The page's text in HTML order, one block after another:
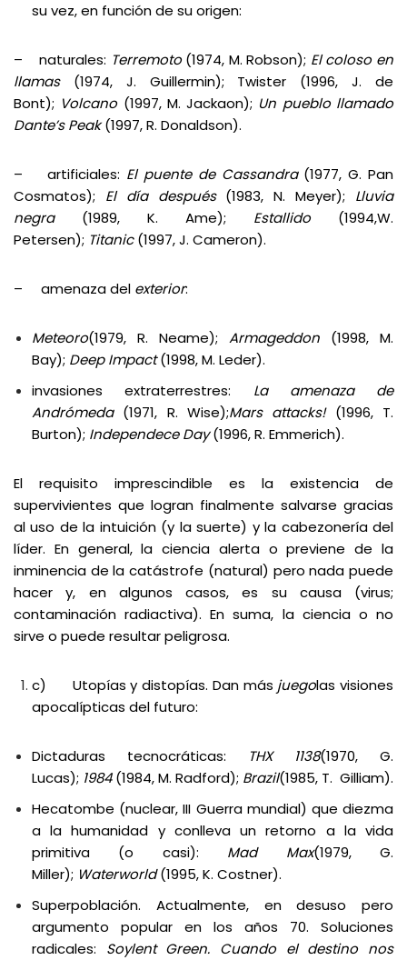
su vez, en función de su origen:
– naturales: Terremoto(1974, M. Robson); El coloso en
llamas(1974, J. Guillermin); Twister (1996, J. de
Bont); Volcano(1997, M. Jackaon); Un pueblo llamado
Dante’s Peak(1997, R. Donaldson).
– artificiales: El puente de Cassandra(1977, G. Pan
Cosmatos); El día después(1983, N. Meyer); Lluvia
negra(1989, K. Ame); Estallido(1994,W.
Petersen); Titanic(1997, J. Cameron).
– amenaza del exterior:
Meteoro(1979, R. Neame); Armageddon (1998, M.
Bay); Deep Impact(1998, M. Leder).
invasiones extraterrestres: La amenaza de
Andrómeda (1971, R. Wise);Mars attacks!(1996, T.
Burton); Independece Day(1996, R. Emmerich).
El requisito imprescindible es la existencia de
supervivientes que logran finalmente salvarse gracias
al uso de la intuición (y la suerte) y la cabezonería del
líder. En general, la ciencia alerta o previene de la
inminencia de la catástrofe (natural) pero nada puede
hacer y, en algunos casos, es su causa (virus;
contaminación radiactiva). En suma, la ciencia o no
sirve o puede resultar peligrosa.
c) Utopías y distopías. Dan más juegolas visiones
apocalípticas del futuro:
Dictaduras tecnocráticas: THX 1138(1970, G.
Lucas); 1984(1984, M. Radford); Brazil(1985, T. Gilliam).
Hecatombe (nuclear, III Guerra mundial) que diezma
a la humanidad y conlleva un retorno a la vida
primitiva (o casi): Mad Max(1979, G.
Miller); Waterworld(1995, K. Costner).
Superpoblación. Actualmente, en desuso pero
argumento popular en los años 70. Soluciones
radicales: Soylent Green. Cuando el destino nos